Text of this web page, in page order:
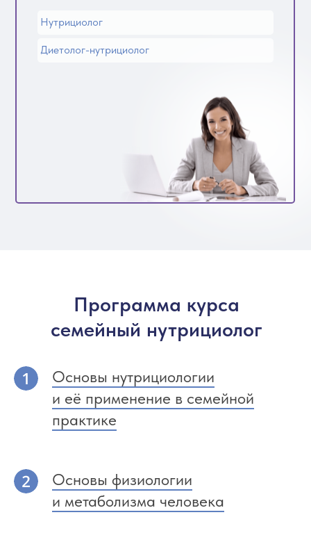
Нутрициолог
Диетолог-нутрициолог
Программа курса
семейный нутрициолог
Основы нутрициологии
и её применение в семейной
практике
Основы физиологии
и метаболизма человека